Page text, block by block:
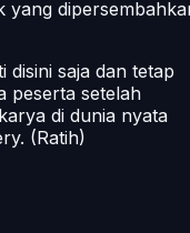
yang
disini saja dan tetap
peserta setelah
di dunia nyata
(Ratih)